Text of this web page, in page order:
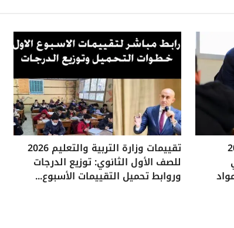
2026 تقييمات وزارة التربية والتعليم 2026
للصف الأول الثانوي: توزيع الدرجات
وروابط تحميل التقييمات الأسبوع...